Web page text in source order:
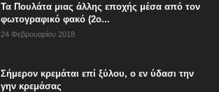
Τα Πουλάτα μιας άλλης εποχής μέσα από τον
φωτογραφικό φακό (2ο...
24 Φεβρουαρίου 2018
Σήμερον κρεμάται επί ξύλου, ο εν ύδασι την
γην κρεμάσας